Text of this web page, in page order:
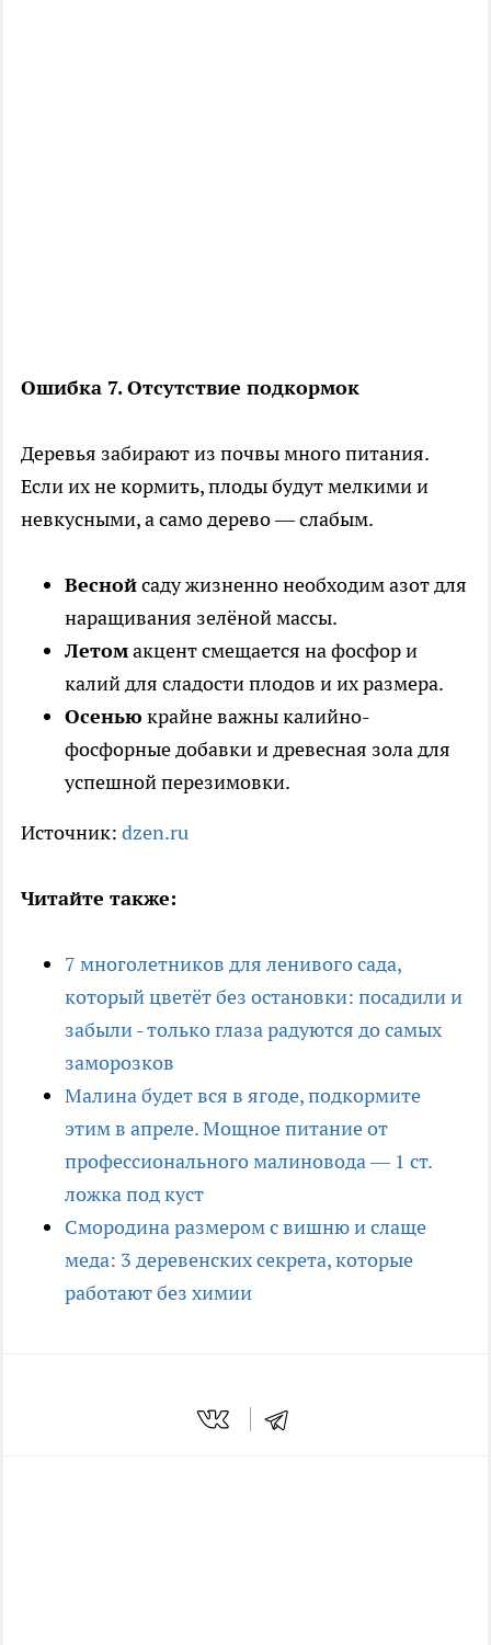
Ошибка 7. Отсутствие подкормок
Деревья забирают из почвы много питания.
Если их не кормить, плоды будут мелкими и
невкусными, а само дерево — слабым.
Веснойсаду жизненно необходим азот для
наращивания зелёной массы.
Летомакцент смещается на фосфор и
калий для сладости плодов и их размера.
Осенью крайне важны калийно-
фосфорные добавки и древесная зола для
успешной перезимовки.
Источник: dzen.ru
Читайте также:
7 многолетников для ленивого сада,
который цветёт без остановки: посадили и
забыли - только глаза радуются до самых
заморозков
Малина будет вся в ягоде, подкормите
этим в апреле. Мощное питание от
профессионального малиновода — 1 ст.
ложка под куст
Смородина размером с вишню и слаще
меда: 3 деревенских секрета, которые
работают без химии